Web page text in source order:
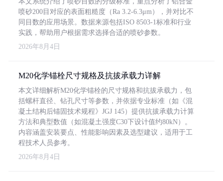
喷砂200目对应的表面粗糙度（Ra 3.2-6.3μm），并对比不
同目数的应用场景。数据来源包括ISO 8503-1标准和行业
实践，帮助用户根据需求选择合适的喷砂参数。
2026年8月4日
M20化学锚栓尺寸规格及抗拔承载力详解
本文详细解析M20化学锚栓的尺寸规格和抗拔承载力，包
括螺杆直径、钻孔尺寸等参数，并依据专业标准（如《混
凝土结构后锚固技术规程》JGJ 145）提供抗拔承载力计算
方法和典型数值（如混凝土强度C30下设计值约80kN）。
内容涵盖安装要点、性能影响因素及选型建议，适用于工
程技术人员参考。
2026年8月4日